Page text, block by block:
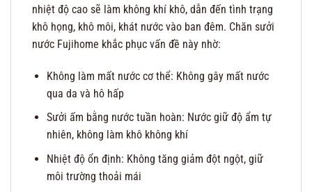
nhiệt độ cao sẽ làm không khí khô, dẫn đến tình trạng
khô họng, khô môi, khát nước vào ban đêm. Chăn sưởi
nước Fujihome khắc phục vấn đề này nhờ:
Không làm mất nước cơ thể: Không gây mất nước
qua da và hô hấp
Sưởi ấm bằng nước tuần hoàn: Nước giữ độ ẩm tự
nhiên, không làm khô không khí
Nhiệt độ ổn định: Không tăng giảm đột ngột, giữ
môi trường thoải mái